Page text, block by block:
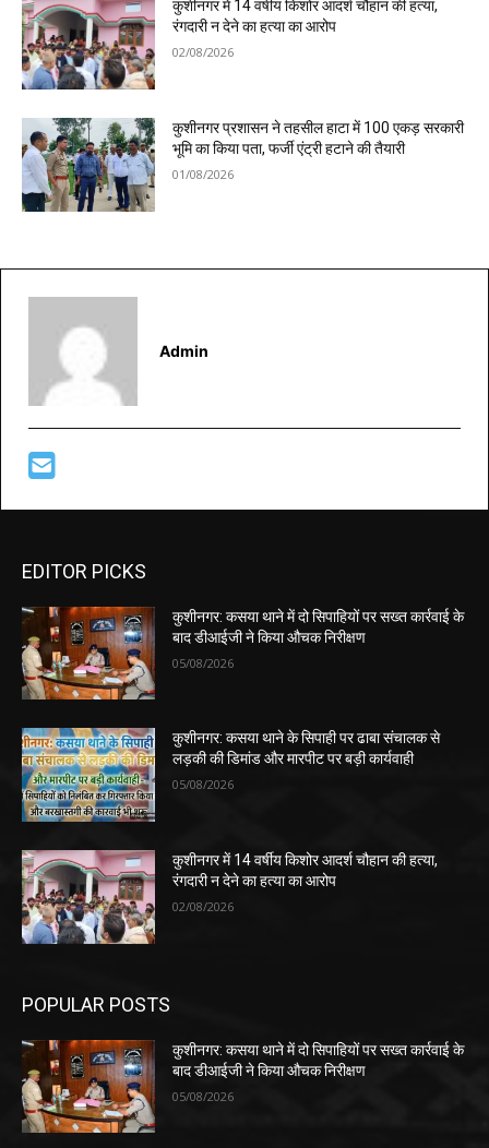
कुशीनगर में 14 वर्षीय किशोर आदर्श चौहान की हत्या,
रंगदारी न देने का हत्या का आरोप
02/08/2026
कुशीनगर प्रशासन ने तहसील हाटा में 100 एकड़ सरकारी
भूमि का किया पता, फर्जी एंट्री हटाने की तैयारी
01/08/2026
Admin
EDITOR PICKS
कुशीनगर: कसया थाने में दो सिपाहियों पर सख्त कार्रवाई के
बाद डीआईजी ने किया औचक निरीक्षण
05/08/2026
कुशीनगर: कसया थाने के सिपाही पर ढाबा संचालक से
लड़की की डिमांड और मारपीट पर बड़ी कार्यवाही
05/08/2026
कुशीनगर में 14 वर्षीय किशोर आदर्श चौहान की हत्या,
रंगदारी न देने का हत्या का आरोप
02/08/2026
POPULAR POSTS
कुशीनगर: कसया थाने में दो सिपाहियों पर सख्त कार्रवाई के
बाद डीआईजी ने किया औचक निरीक्षण
05/08/2026